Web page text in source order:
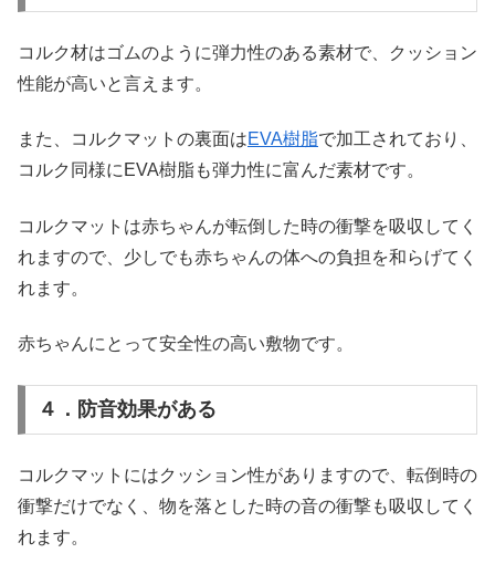
コルク材はゴムのように弾力性のある素材で、クッション
性能が高いと言えます。
また、コルクマットの裏面はEVA樹脂で加工されており、
コルク同様にEVA樹脂も弾力性に富んだ素材です。
コルクマットは赤ちゃんが転倒した時の衝撃を吸収してく
れますので、少しでも赤ちゃんの体への負担を和らげてく
れます。
赤ちゃんにとって安全性の高い敷物です。
４．防音効果がある
コルクマットにはクッション性がありますので、転倒時の
衝撃だけでなく、物を落とした時の音の衝撃も吸収してく
れます。